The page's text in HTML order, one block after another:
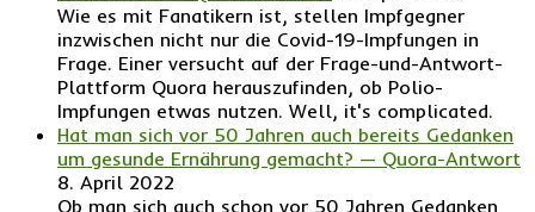
Wie es mit Fanatikern ist, stellen Impfgegner
inzwischen nicht nur die Covid-19-Impfungen in
Frage. Einer versucht auf der Frage-und-Antwort-
Plattform Quora herauszufinden, ob Polio-
Impfungen etwas nutzen. Well, it's complicated.
Hat man sich vor 50 Jahren auch bereits Gedanken
um gesunde Ernährung gemacht? — Quora-Antwort
8. April 2022
Ob man sich auch schon vor 50 Jahren Gedanken